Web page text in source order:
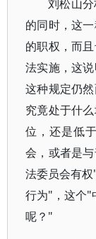
刘松山
的同时，这
的职权，而
法实施，这
这种规定仍
究竟处于什
位，还是低
会，或者是
法委员会有
行为"，这个"
呢？"